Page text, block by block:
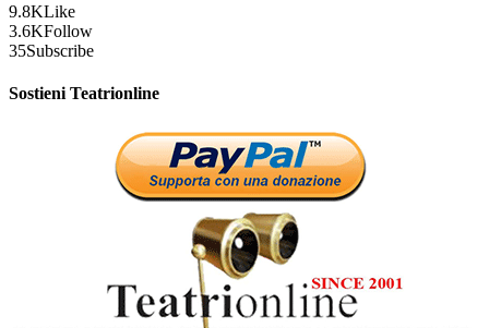
9.8KLike
3.6KFollow
35Subscribe
Sostieni Teatrionline